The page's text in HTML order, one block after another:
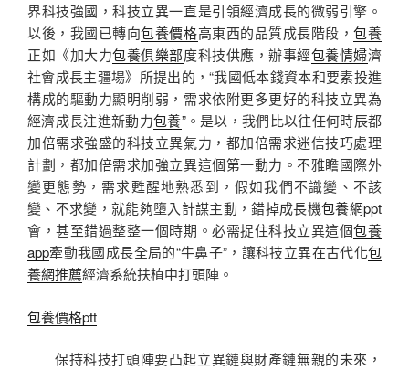
界科技強國，科技立異一直是引領經濟成長的微弱引擎。
以後，我國已轉向包養價格高東西的品質成長階段，包養
正如《加大力包養俱樂部度科技供應，辦事經包養情婦濟
社會成長主疆場》所提出的，“我國低本錢資本和要素投進
構成的驅動力顯明削弱，需求依附更多更好的科技立異為
經濟成長注進新動力包養”。是以，我們比以往任何時辰都
加倍需求強盛的科技立異氣力，都加倍需求迷信技巧處理
計劃，都加倍需求加強立異這個第一動力。不雅瞻國際外
變更態勢，需求甦醒地熟悉到，假如我們不識變、不該
變、不求變，就能夠墮入計謀主動，錯掉成長機包養網ppt
會，甚至錯過整整一個時期。必需捉住科技立異這個包養
app牽動我國成長全局的“牛鼻子”，讓科技立異在古代化包
養網推薦經濟系統扶植中打頭陣。
包養價格ptt
保持科技打頭陣要凸起立異鏈與財產鏈無親的未來，